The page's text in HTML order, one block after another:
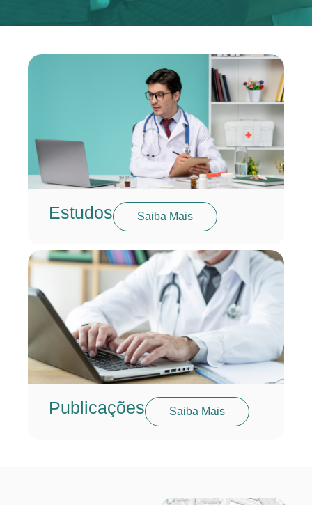
Estudos Saiba Mais
Publicações Saiba Mais